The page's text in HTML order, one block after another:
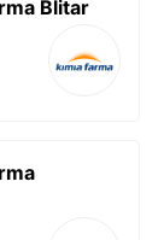
Blitar